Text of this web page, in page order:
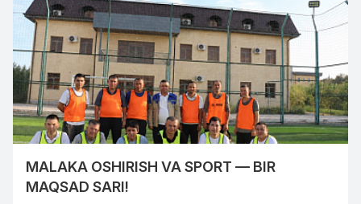
MALAKA OSHIRISH VA SPORT — BIR
MAQSAD SARI!